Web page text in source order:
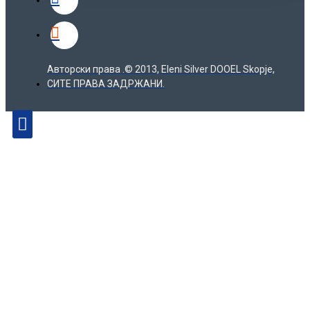
Авторски права .© 2013, Eleni Silver DOOEL Skopje,
СИТЕ ПРАВА ЗАДРЖАНИ.